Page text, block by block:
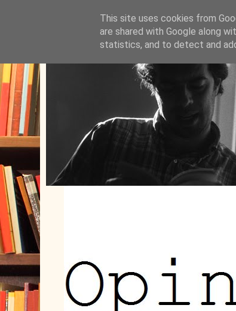
This site uses cookies from
are shared with Google along
statistics, and to detect and